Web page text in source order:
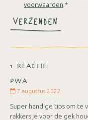
voorwaarden .*
VERZENDEN
1 REACTIE
PWA
7 augustus 2022
Super handige tips om te
rakkers je voor de gek